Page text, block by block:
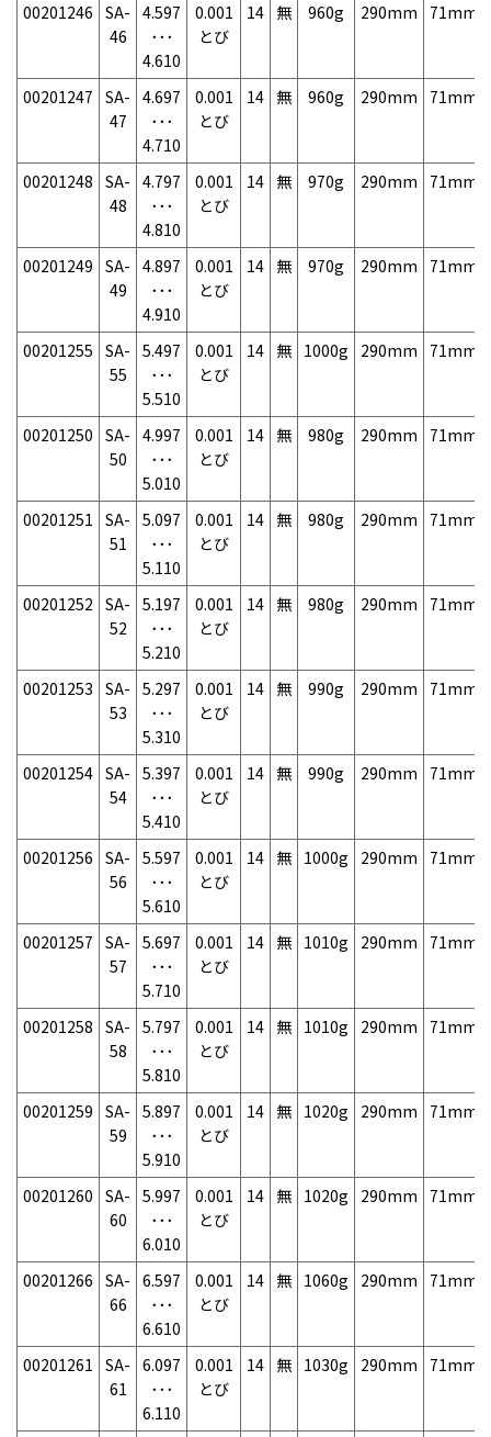
00201246 SA-
46
4.597
･･･
4.610
0.001
とび
14 無 960g 290mm 71mm
00201247 SA-
47
4.697
･･･
4.710
0.001
とび
14 無 960g 290mm 71mm
00201248 SA-
48
4.797
･･･
4.810
0.001
とび
14 無 970g 290mm 71mm
00201249 SA-
49
4.897
･･･
4.910
0.001
とび
14 無 970g 290mm 71mm
00201255 SA-
55
5.497
･･･
5.510
0.001
とび
14 無 1000g 290mm 71mm
00201250 SA-
50
4.997
･･･
5.010
0.001
とび
14 無 980g 290mm 71mm
00201251 SA-
51
5.097
･･･
5.110
0.001
とび
14 無 980g 290mm 71mm
00201252 SA-
52
5.197
･･･
5.210
0.001
とび
14 無 980g 290mm 71mm
00201253 SA-
53
5.297
･･･
5.310
0.001
とび
14 無 990g 290mm 71mm
00201254 SA-
54
5.397
･･･
5.410
0.001
とび
14 無 990g 290mm 71mm
00201256 SA-
56
5.597
･･･
5.610
0.001
とび
14 無 1000g 290mm 71mm
00201257 SA-
57
5.697
･･･
5.710
0.001
とび
14 無 1010g 290mm 71mm
00201258 SA-
58
5.797
･･･
5.810
0.001
とび
14 無 1010g 290mm 71mm
00201259 SA-
59
5.897
･･･
5.910
0.001
とび
14 無 1020g 290mm 71mm
00201260 SA-
60
5.997
･･･
6.010
0.001
とび
14 無 1020g 290mm 71mm
00201266 SA-
66
6.597
･･･
6.610
0.001
とび
14 無 1060g 290mm 71mm
00201261 SA-
61
6.097
･･･
6.110
0.001
とび
14 無 1030g 290mm 71mm